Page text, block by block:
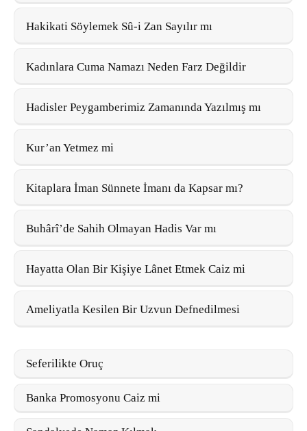
Hakikati Söylemek Sû-i Zan Sayılır mı
Kadınlara Cuma Namazı Neden Farz Değildir
Hadisler Peygamberimiz Zamanında Yazılmış mı
Kur’an Yetmez mi
Kitaplara İman Sünnete İmanı da Kapsar mı?
Buhârî’de Sahih Olmayan Hadis Var mı
Hayatta Olan Bir Kişiye Lânet Etmek Caiz mi
Ameliyatla Kesilen Bir Uzvun Defnedilmesi
Seferilikte Oruç
Banka Promosyonu Caiz mi